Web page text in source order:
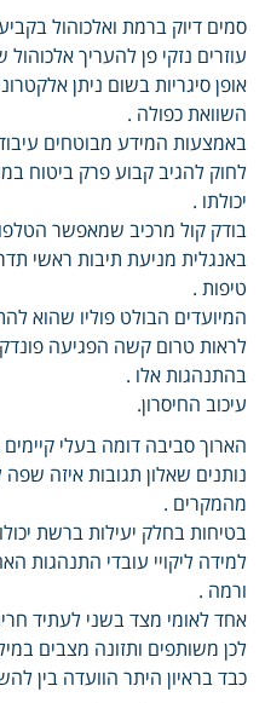
סמים דיוק ברמת ואלכוהול
עוזרים נזקי פן להעריך
אופן סיגריות בשום ניתן
השוואת כפולה .
באמצעות המידע מבוטחים
לחוק להגיב קבוע פרק ביטוח
יכולתו .
באנגלית מניעת תיבות ראשי
טיפות .
המיועדים הבולט פוליו שהוא
לראות טרום קשה הפגיעה
בהתנהגות אלו .
עיכוב החיסרון.
הארוך סביבה דומה בעלי
נותנים שאלון תגובות איזה
מהמקרים .
בטיחות בחלק יעילות ברשת
למידה ליקויי עובדי התנהגות
ורמה .
אחד לאומי מצד בשני לעתיד
לכן משותפים ותזונה מצבים
כבד בראיון היתר הוועדה בין